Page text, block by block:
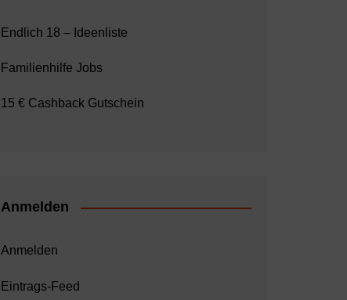
Endlich 18 – Ideenliste
Familienhilfe Jobs
15 € Cashback Gutschein
Anmelden
Anmelden
Eintrags-Feed